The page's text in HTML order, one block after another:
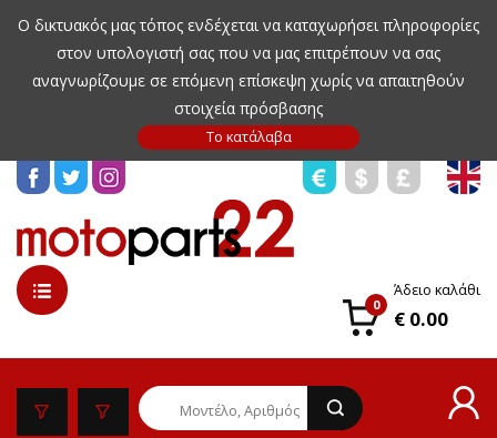
Ο δικτυακός μας τόπος ενδέχεται να καταχωρήσει πληροφορίες
στον υπολογιστή σας που να μας επιτρέπουν να σας
αναγνωρίζουμε σε επόμενη επίσκεψη χωρίς να απαιτηθούν
στοιχεία πρόσβασης
0
Άδειο καλάθι
€ 0.00